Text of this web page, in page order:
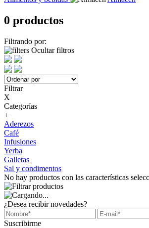
0 productos
Filtrando por:
Ocultar filtros
Filtrar
X
Categorías
+
Aderezos
Café
Infusiones
Yerba
Galletas
Sal y condimentos
No hay productos con las características
¿Desea recibir novedades?
Suscribirme